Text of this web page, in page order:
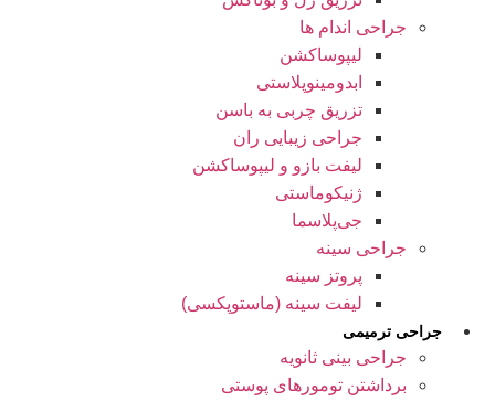
جراحی اندام ها
لیپوساکشن
ابدومینوپلاستی
تزریق چربی به باسن
جراحی زیبایی ران
لیفت بازو و لیپوساکشن
ژنیکوماستی
جی‌پلاسما
جراحی سینه
پروتز سینه
لیفت سینه (ماستوپکسی)
جراحی ترمیمی
جراحی بینی ثانویه
برداشتن تومورهای پوستی